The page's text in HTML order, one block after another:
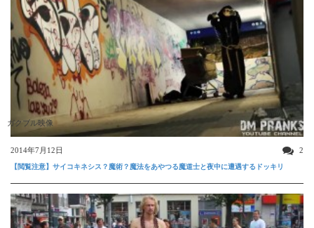
ガクブル映像
2014年7月12日 2
【閲覧注意】サイコキネシス？魔術？魔法をあやつる魔道士と夜中に遭遇するドッキリ